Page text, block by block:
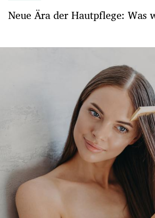
Neue Ära der Hautpflege: